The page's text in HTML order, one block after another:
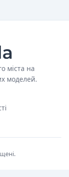
міста на
моделей.